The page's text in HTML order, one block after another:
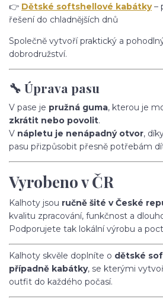
👉 Dětské softshellové kabátky–
řešení do chladnějších dnů
Společně vytvoří praktický a
dobrodružství.
🔧 Úprava pasu
V pase je pružná guma, kterou je
zkrátit nebo povolit.
V nápletu je nenápadný otvor,
pasu přizpůsobit přesně potřebám
Vyrobeno v ČR
Kalhoty jsou ručně šité v České
kvalitu zpracování, funkčnost a
Podporujete tak lokální výrobu a
Kalhoty skvěle doplníte o dětské
případně kabátky, se kterými
outfit do každého počasí.